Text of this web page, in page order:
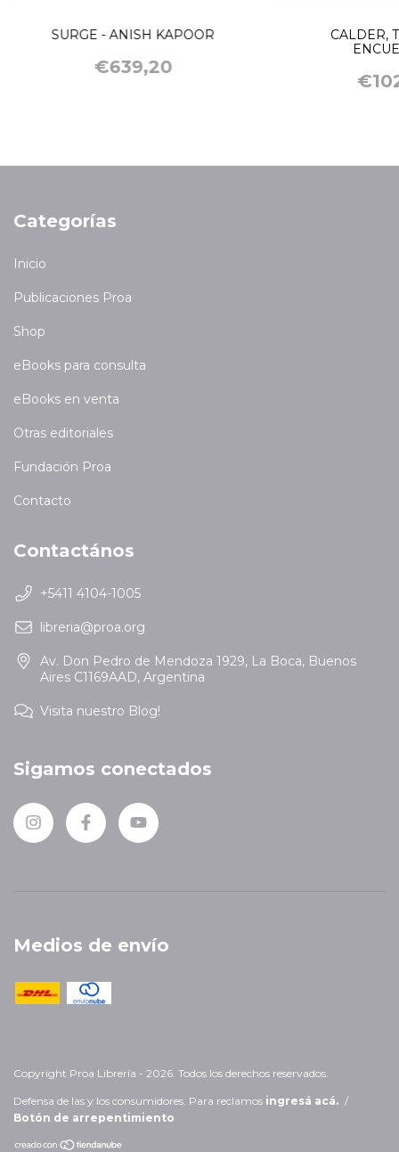
SURGE - ANISH KAPOOR
€639,20
CALDER,
Categorías
Inicio
Publicaciones Proa
Shop
eBooks para consulta
eBooks en venta
Otras editoriales
Fundación Proa
Contacto
Contactános
+5411 4104-1005
libreria@proa.org
Av. Don Pedro de Mendoza 1929, La Boca, Buenos
Aires C1169AAD, Argentina
Visita nuestro Blog!
Sigamos conectados
Medios de envío
Copyright Proa Librería - 2026. Todos los derechos reservados.
Defensa de las y los consumidores. Para reclamos ingresá acá. /
Botón de arrepentimiento